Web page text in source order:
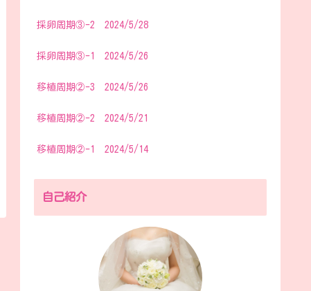
採卵周期③-2 2024/5/28
採卵周期③-1 2024/5/26
移植周期②-3 2024/5/26
移植周期②-2 2024/5/21
移植周期②-1 2024/5/14
自己紹介